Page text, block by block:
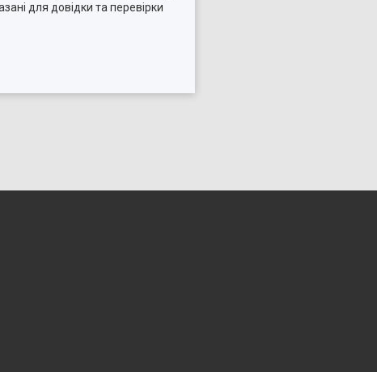
для довідки та перевірки